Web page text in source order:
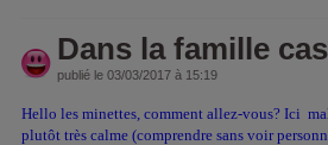
Dans la famille
publié le 03/03/2017 à 15:19
Hello les minettes, comment allez-vous? Ici
plutôt très calme (comprendre sans voir